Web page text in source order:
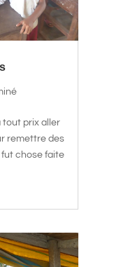
tout prix aller
remettre des
chose faite